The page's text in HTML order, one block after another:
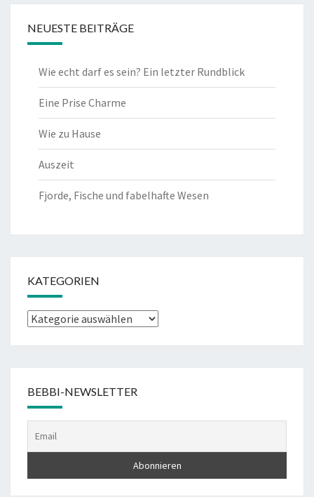
NEUESTE BEITRÄGE
Wie echt darf es sein? Ein letzter Rundblick
Eine Prise Charme
Wie zu Hause
Auszeit
Fjorde, Fische und fabelhafte Wesen
KATEGORIEN
Kategorien
BEBBI-NEWSLETTER